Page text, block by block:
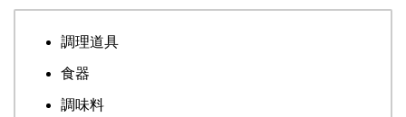
調理道具
食器
調味料